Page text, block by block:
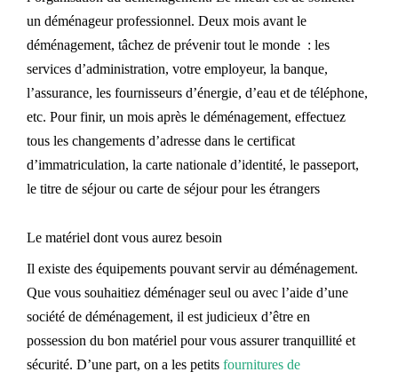
un déménageur professionnel. Deux mois avant le
déménagement, tâchez de prévenir tout le monde : les
services d’administration, votre employeur, la banque,
l’assurance, les fournisseurs d’énergie, d’eau et de téléphone,
etc. Pour finir, un mois après le déménagement, effectuez
tous les changements d’adresse dans le certificat
d’immatriculation, la carte nationale d’identité, le passeport,
le titre de séjour ou carte de séjour pour les étrangers
Le matériel dont vous aurez besoin
Il existe des équipements pouvant servir au déménagement.
Que vous souhaitiez déménager seul ou avec l’aide d’une
société de déménagement, il est judicieux d’être en
possession du bon matériel pour vous assurer tranquillité et
sécurité. D’une part, on a les petits fournitures de